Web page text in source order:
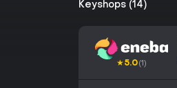
Keyshops (14)
★5.0(1)